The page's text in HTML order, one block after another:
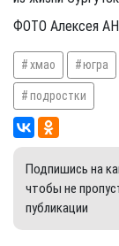
ФОТО Алексея
хмао югра
подростки
Подпишись на
чтобы не
публикации